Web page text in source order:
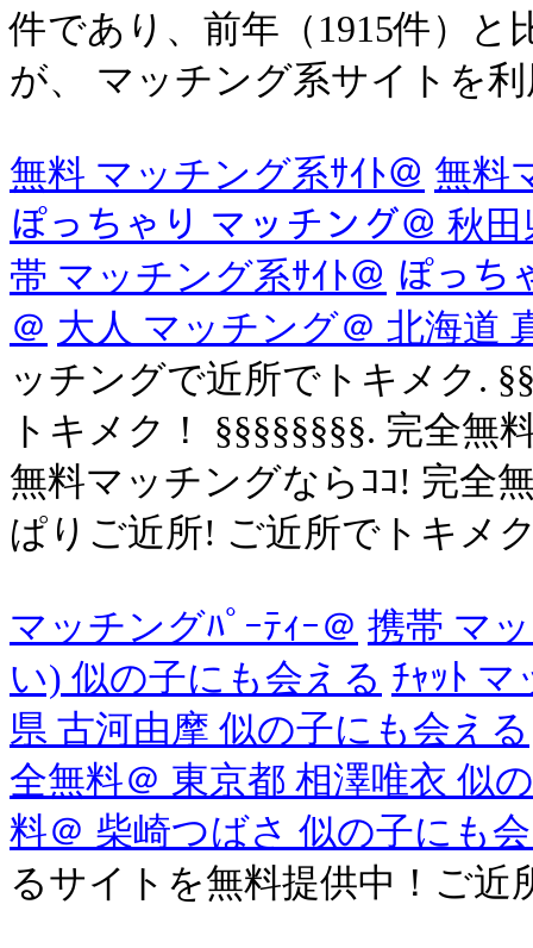
件であり、前年（1915件）と
が、 マッチング系サイトを
無料 マッチング系ｻｲﾄ＠ 無料
ぽっちゃり マッチング＠ 秋
帯 マッチング系ｻｲﾄ＠ ぽっち
＠ 大人 マッチング＠ 北海道
ッチングで近所でトキメク.
トキメク！ §§§§§§§§. 完全
無料マッチングならｺｺ! 完全
ぱりご近所! ご近所でトキメ
マッチングﾊﾟｰﾃｨｰ＠ 携帯 マ
い) 似の子にも会える ﾁｬｯﾄ
県 古河由摩 似の子にも会える
全無料＠ 東京都 相澤唯衣 似
料＠ 柴崎つばさ 似の子にも
るサイトを無料提供中！ご近